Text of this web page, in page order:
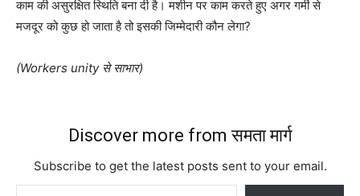
काम की असुरक्षित स्थिति बना दी है। मशीन पर काम करते हुए अगर गर्मी से
मजदूर को कुछ हो जाता है तो इसकी जिम्मेदारी कौन लेगा?
(Workers unity से साभार)
Discover more from समता मार्ग
Subscribe to get the latest posts sent to your email.
Type your email…